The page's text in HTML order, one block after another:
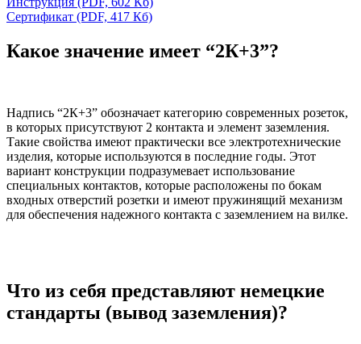
Сертификат (PDF, 417 Кб)
Какое значение имеет “2К+3”?
Надпись “2К+3” обозначает категорию современных розеток,
в которых присутствуют 2 контакта и элемент заземления.
Такие свойства имеют практически все электротехнические
изделия, которые используются в последние годы. Этот
вариант конструкции подразумевает использование
специальных контактов, которые расположены по бокам
входных отверстий розетки и имеют пружинящий механизм
для обеспечения надежного контакта с заземлением на вилке.
Что из себя представляют немецкие
стандарты (вывод заземления)?